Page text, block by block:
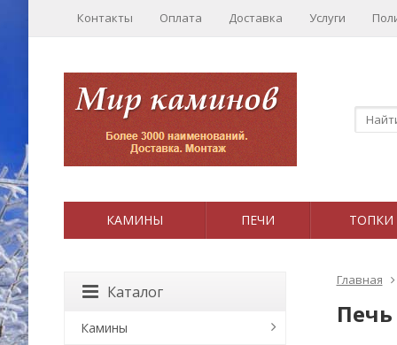
Контакты Оплата Доставка Услуги
КАМИНЫ ПЕЧИ ТОПКИ
Главная
Каталог
Камины